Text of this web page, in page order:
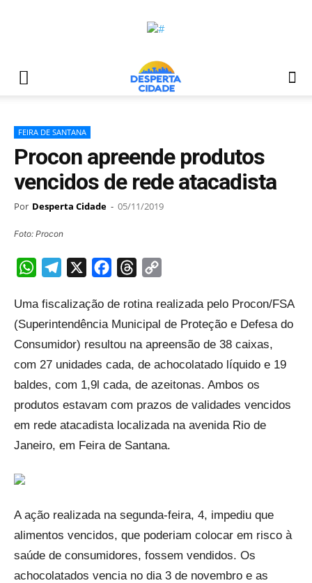
FEIRA DE SANTANA
Procon apreende produtos
vencidos de rede atacadista
Por Desperta Cidade - 05/11/2019
Foto: Procon
WhatsAppTelegram FacebookThreads
Uma fiscalização de rotina realizada pelo Procon/FSA
(Superintendência Municipal de Proteção e Defesa do
Consumidor) resultou na apreensão de 38 caixas,
com 27 unidades cada, de achocolatado líquido e 19
baldes, com 1,9l cada, de azeitonas. Ambos os
produtos estavam com prazos de validades vencidos
em rede atacadista localizada na avenida Rio de
Janeiro, em Feira de Santana.
A ação realizada na segunda-feira, 4, impediu que
alimentos vencidos, que poderiam colocar em risco à
saúde de consumidores, fossem vendidos. Os
achocolatados vencia no dia 3 de novembro e as